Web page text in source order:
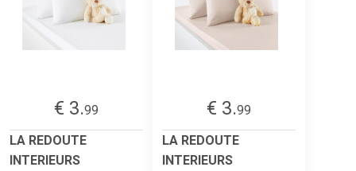
€ 3.99
LA REDOUTE
INTERIEURS
€ 3.99
LA REDOUTE
INTERIEURS